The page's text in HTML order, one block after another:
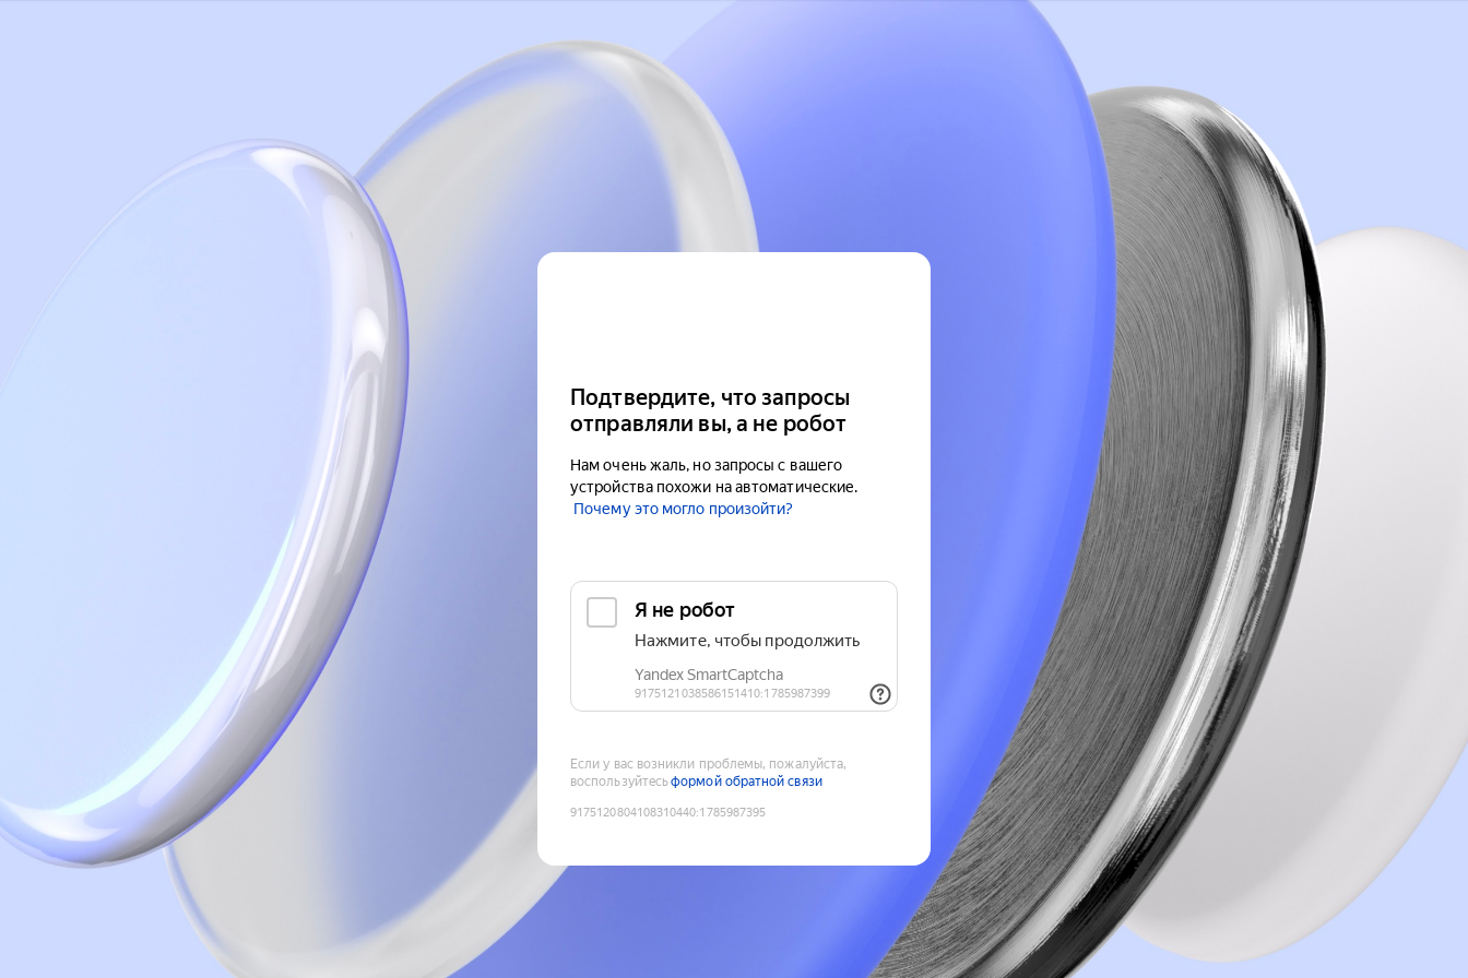
Подтвердите, что запросы
отправляли вы, а не робот
Нам очень жаль, но запросы с вашего
устройства похожи на автоматические.
Почему это могло произойти?
Если у вас возникли проблемы, пожалуйста,
воспользуйтесьформой обратной связи
9175120804108310440:1785987395